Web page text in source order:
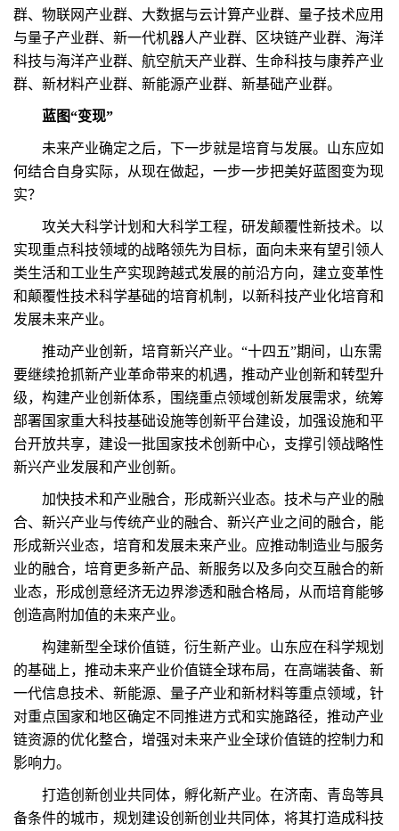
群、物联网产业群、大数据与云计算产业群、量子技术应用
与量子产业群、新一代机器人产业群、区块链产业群、海洋
科技与海洋产业群、航空航天产业群、生命科技与康养产业
群、新材料产业群、新能源产业群、新基础产业群。
蓝图“变现”
未来产业确定之后，下一步就是培育与发展。山东应如
何结合自身实际，从现在做起，一步一步把美好蓝图变为现
实？
攻关大科学计划和大科学工程，研发颠覆性新技术。以
实现重点科技领域的战略领先为目标，面向未来有望引领人
类生活和工业生产实现跨越式发展的前沿方向，建立变革性
和颠覆性技术科学基础的培育机制，以新科技产业化培育和
发展未来产业。
推动产业创新，培育新兴产业。“十四五”期间，山东需
要继续抢抓新产业革命带来的机遇，推动产业创新和转型升
级，构建产业创新体系，围绕重点领域创新发展需求，统筹
部署国家重大科技基础设施等创新平台建设，加强设施和平
台开放共享，建设一批国家技术创新中心，支撑引领战略性
新兴产业发展和产业创新。
加快技术和产业融合，形成新兴业态。技术与产业的融
合、新兴产业与传统产业的融合、新兴产业之间的融合，能
形成新兴业态，培育和发展未来产业。应推动制造业与服务
业的融合，培育更多新产品、新服务以及多向交互融合的新
业态，形成创意经济无边界渗透和融合格局，从而培育能够
创造高附加值的未来产业。
构建新型全球价值链，衍生新产业。山东应在科学规划
的基础上，推动未来产业价值链全球布局，在高端装备、新
一代信息技术、新能源、量子产业和新材料等重点领域，针
对重点国家和地区确定不同推进方式和实施路径，推动产业
链资源的优化整合，增强对未来产业全球价值链的控制力和
影响力。
打造创新创业共同体，孵化新产业。在济南、青岛等具
备条件的城市，规划建设创新创业共同体，将其打造成科技